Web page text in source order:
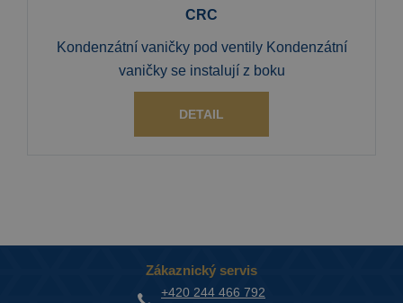
CRC
Kondenzátní vaničky pod ventily Kondenzátní
vaničky se instalují z boku
DETAIL
Zákaznický servis
+420 244 466 792